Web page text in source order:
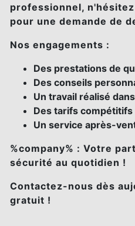
professionnel,
pour une demande de
Nos engagements :
Des prestations de
Des conseils
Un travail réalisé
Des tarifs compétitifs
Un service après-
%company% : Votre
sécurité au quotidien !
Contactez-nous dès
gratuit !